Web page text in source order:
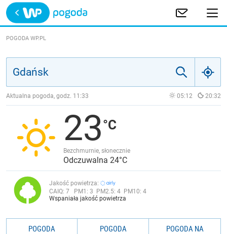
Trwa ładowanie
POLSKA
JAKOŚĆ POWIETRZA
POGODA WP.PL
Aktualna pogoda, godz. 11:33 05:12 20:32
23
Bezchmurnie, słonecznie
Odczuwalna 24°C
Jakość powietrza:
CAIQ: 7 PM1: 3 PM2.5: 4 PM10: 4
Wspaniała jakość powietrza
POGODA
POGODA
POGODA NA